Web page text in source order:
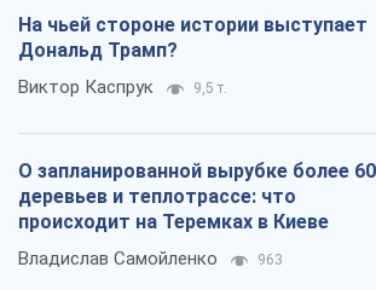
На чьей стороне истории выступает
Дональд Трамп?
Виктор Каспрук 9,5 т.
О запланированной вырубке более
деревьев и теплотрассе: что
происходит на Теремках в Киеве
Владислав Самойленко 963